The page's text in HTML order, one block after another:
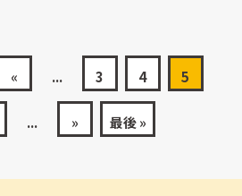
« ... 3 4 5
... » 最後 »